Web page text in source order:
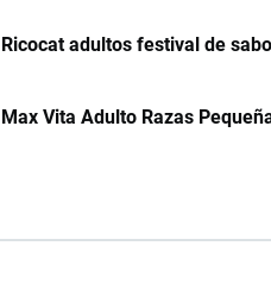
Ricocat adultos festival de
Max Vita Adulto Razas